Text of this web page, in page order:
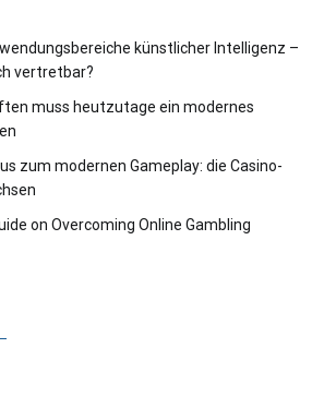
künstlicher Intelligenz –
vertretbar?
muss heutzutage ein modernes
zum modernen Gameplay: die Casino-
on Overcoming Online Gambling